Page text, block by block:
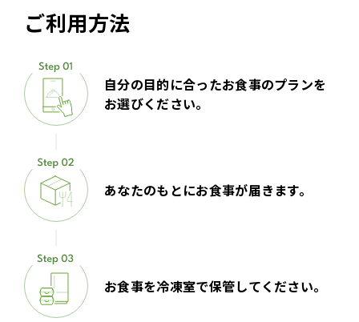
ご利用方法
自分の目的に合ったお食事のプランを
お選びください。
あなたのもとにお食事が届きます。
お食事を冷凍室で保管してください。